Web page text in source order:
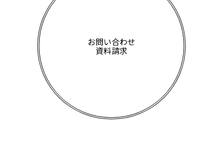
お問い合わせ
資料請求